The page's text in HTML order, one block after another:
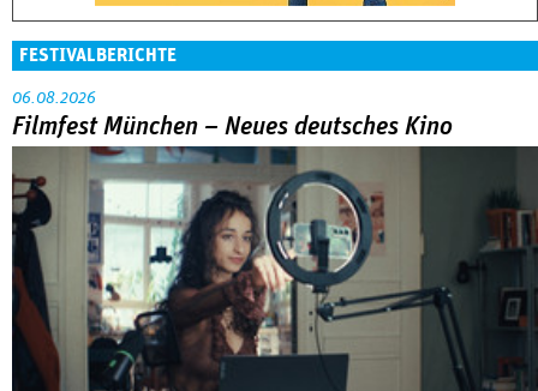
Abarbeitung an der eigenen Familie war das große Thema in
der Reihe »Neues deutsches Kino« beim Filmfest München.
MEHR